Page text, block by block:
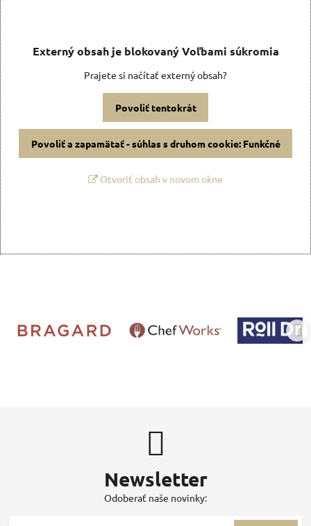
Externý obsah je blokovaný Voľbami súkromia
Prajete si načítať externý obsah?
Povoliť tentokrát
Povoliť a zapamätať - súhlas s druhom cookie: Funkčné
Otvoriť obsah v novom okne
Newsletter
Odoberať naše novinky: